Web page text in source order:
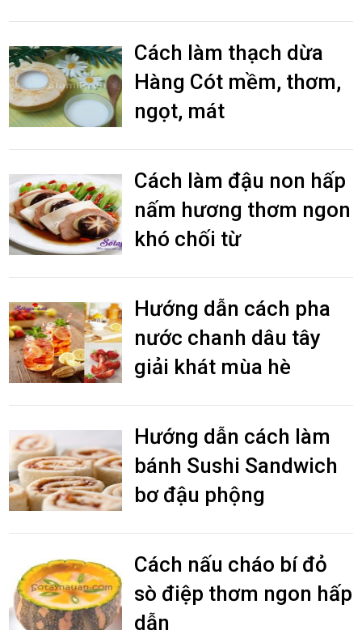
Cách làm thạch dừa
Hàng Cót mềm, thơm,
ngọt, mát
Cách làm đậu non hấp
nấm hương thơm ngon
khó chối từ
Hướng dẫn cách pha
nước chanh dâu tây
giải khát mùa hè
Hướng dẫn cách làm
bánh Sushi Sandwich
bơ đậu phộng
Cách nấu cháo bí đỏ
sò điệp thơm ngon hấp
dẫn